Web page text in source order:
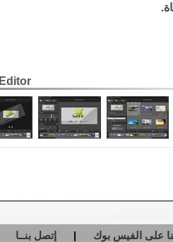
على الفيس بوك | إتصل بنــا